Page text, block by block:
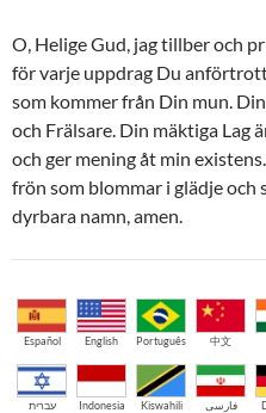
O, Helige Gud, jag tillber och
för varje uppdrag Du
som kommer från Din mun.
och Frälsare. Din mäktiga Lag
och ger mening åt min
frön som blommar i glädje och
dyrbara namn, amen.
Español English Português 中文
עברית Indonesia Kiswahili فارسی